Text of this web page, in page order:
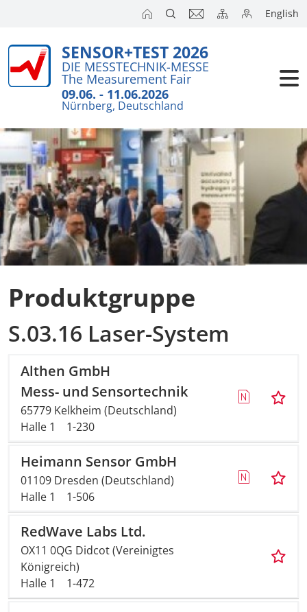
English
SENSOR+TEST 2026
DIE MESSTECHNIK-MESSE
The Measurement Fair
09.06. - 11.06.2026
Nürnberg, Deutschland
Produktgruppe
S.03.16 Laser-System
Althen GmbH
Mess- und Sensortechnik
65779 Kelkheim (Deutschland)
Halle 1
1-230
Heimann Sensor GmbH
01109 Dresden (Deutschland)
Halle 1
1-506
RedWave Labs Ltd.
OX11 0QG Didcot (Vereinigtes
Königreich)
Halle 1
1-472
Besucher